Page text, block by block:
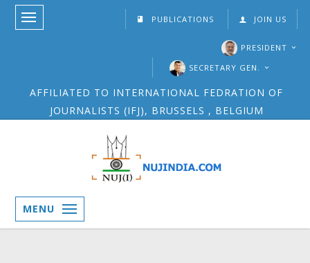
PUBLICATIONS JOIN US
PRESIDENT
SECRETARY GEN.
AFFILIATED TO INTERNATIONAL FEDRATION OF
JOURNALISTS (IFJ), BRUSSELS , BELGIUM
MENU